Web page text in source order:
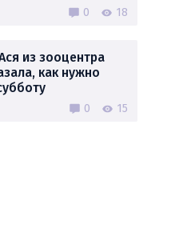
0 18
из зооцентра
как нужно
0 15